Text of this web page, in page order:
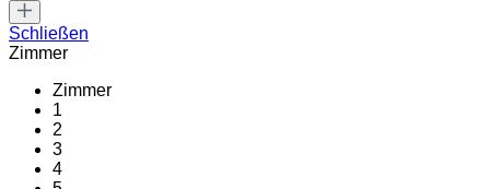
Schließen
Zimmer
Zimmer
1
2
3
4